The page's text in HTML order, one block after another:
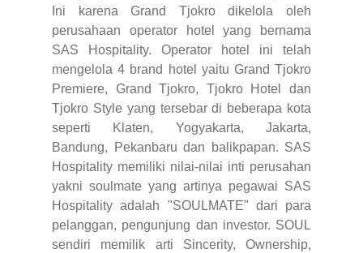
Ini karena Grand Tjokro dikelola oleh
perusahaan operator hotel yang bernama
SAS Hospitality. Operator hotel ini telah
mengelola 4 brand hotel yaitu Grand Tjokro
Premiere, Grand Tjokro, Tjokro Hotel dan
Tjokro Style yang tersebar di beberapa kota
seperti Klaten, Yogyakarta, Jakarta,
Bandung, Pekanbaru dan balikpapan. SAS
Hospitality memiliki nilai-nilai inti perusahan
yakni soulmate yang artinya pegawai SAS
Hospitality adalah "SOULMATE" dari para
pelanggan, pengunjung dan investor. SOUL
sendiri memilik arti Sincerity, Ownership,